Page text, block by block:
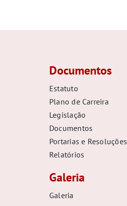
Documentos
Estatuto
Plano de Carreira
Legislação
Documentos
Portarias e Resoluções
Relatórios
Galeria
Galeria